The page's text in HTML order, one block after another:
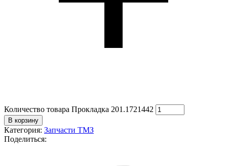
Количество товара Прокладка 201.1721442
В корзину
Категория: Запчасти ТМЗ
Поделиться: